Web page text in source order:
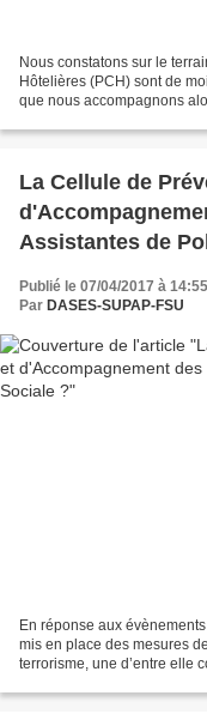
Nous constatons sur le
Hôtelières (PCH) sont de
que nous accompagnons
La Cellule de
Assistantes de
Publié le 07/04/2017 à 14:55
Par DASES-SUPAP-FSU
En réponse aux
mis en place des mesures
terrorisme, une d’entre elle